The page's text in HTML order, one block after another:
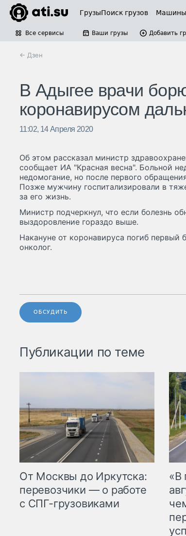
ГрузыПоиск грузов Машины
Все сервисы Ваши грузы Добавить
← Дзен
В Адыгее врачи
коронавирусом
11:02, 14 Апреля 2020
Об этом рассказал министр
сообщает ИА "Красная весна". Больной
недомогание, но после первого
Позже мужчину госпитализировали в
за его жизнь.
Министр подчеркнул, что если болезнь
выздоровление гораздо выше.
Накануне от коронавируса погиб первый
онколог.
ОБСУДИТЬ
Публикации по теме
От Москвы до Иркутска:
перевозчики — о работе
с СПГ-грузовиками
«В